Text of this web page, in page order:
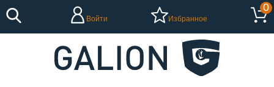
Войти Избранное
0